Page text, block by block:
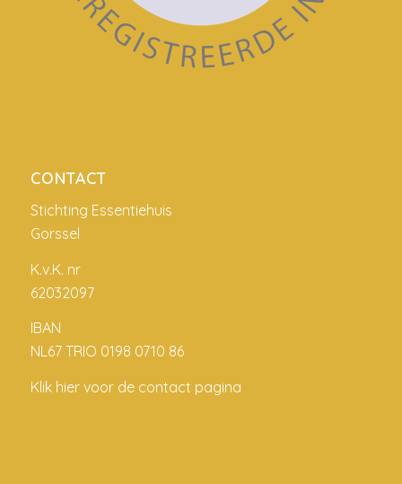
CONTACT
Stichting Essentiehuis
Gorssel
K.v.K. nr
62032097
IBAN
NL67 TRIO 0198 0710 86
Klik hier voor de contact pagina